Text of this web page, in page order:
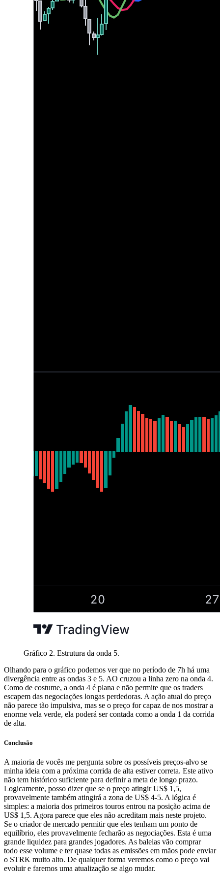
Gráfico 2. Estrutura da onda 5.
Olhando para o gráfico podemos ver que no período de 7h há uma
divergência entre as ondas 3 e 5. AO cruzou a linha zero na onda 4.
Como de costume, a onda 4 é plana e não permite que os traders
escapem das negociações longas perdedoras. A ação atual do preço
não parece tão impulsiva, mas se o preço for capaz de nos mostrar a
enorme vela verde, ela poderá ser contada como a onda 1 da corrida
de alta.
Conclusão
A maioria de vocês me pergunta sobre os possíveis preços-alvo se
minha ideia com a próxima corrida de alta estiver correta. Este ativo
não tem histórico suficiente para definir a meta de longo prazo.
Logicamente, posso dizer que se o preço atingir US$ 1,5,
provavelmente também atingirá a zona de US$ 4-5. A lógica é
simples: a maioria dos primeiros touros entrou na posição acima de
US$ 1,5. Agora parece que eles não acreditam mais neste projeto.
Se o criador de mercado permitir que eles tenham um ponto de
equilíbrio, eles provavelmente fecharão as negociações. Esta é uma
grande liquidez para grandes jogadores. As baleias vão comprar
todo esse volume e ter quase todas as emissões em mãos pode enviar
o STRK muito alto. De qualquer forma veremos como o preço vai
evoluir e faremos uma atualização se algo mudar.